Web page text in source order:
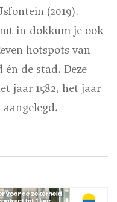
(2019).
in-dokkum je ook
hotspots van
de stad. Deze
jaar 1582, het jaar